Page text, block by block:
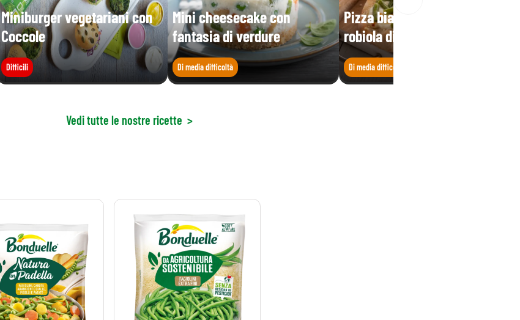
Miniburger vegetariani con
Coccole
Difficili
Mini cheesecake con
fantasia di verdure
Di media difficoltà
Pizza bianca con fagiolini e
robiola di capra
Di media difficoltà
Vedi tutte le nostre ricette >